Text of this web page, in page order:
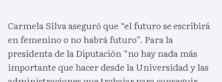
Carmela Silva aseguró que “el futuro se escribirá
en femenino o no habrá futuro”. Para la
presidenta de la Diputación “no hay nada más
importante que hacer desde la Universidad y las